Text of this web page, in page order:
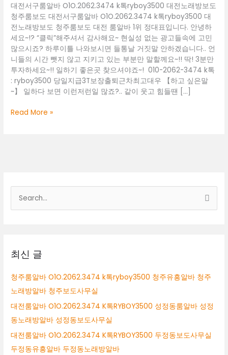
대전서구룸알바 O1O.2062.3474 k톡ryboy3500 대전노래방보도
청주룸보도 대전서구룸알바 O1O.2062.3474 k톡ryboy3500 대
전노래방보도 청주룸보도 대전 룸알바 1위 정대표입니다. 안녕하
세요~!? “클릭”해주셔서 감사해요~ 현실성 없는 광고들속에 고민
많으시죠? 하루이틀 나와보시면 들통날 거짓말 안하겠습니다.. 언
니들의 시간 뺏지 않고 지키고 있는 부분만 말할께요~!! 딱! 3분만
투자하세요~!! 일하기 좋은곳 찾으셔야죠~! 010-2062-3474 k톡
: ryboy3500 당일지급3T보장출퇴근차최고대우 【하고 싶은말
~】 일하다 보면 이런저런일 많죠?.. 같이 웃고 힘들땐 […]
대
O1O.2062.3474
톡
노
방
보
도
청
주
룸
보
도
Read More »
최신 글
청주룸알바 O1O.2062.3474 k톡ryboy3500 청주유흥알바 청주
노래방알바 청주보도사무실
대전룸알바 O1O.2062.3474 K톡RYBOY3500 성정동룸알바 성정
동노래방알바 성정동보도사무실
대전룸알바 O1O.2062.3474 K톡RYBOY3500 두정동보도사무실
두정동유흥알바 두정동노래방알바